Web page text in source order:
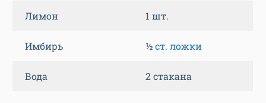
Лимон 1 шт.
Имбирь ½ст. ложки
Вода 2 стакана